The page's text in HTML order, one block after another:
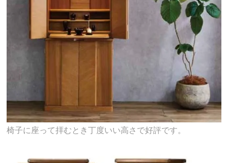
椅子に座って拝むとき丁度いい高さで好評です。